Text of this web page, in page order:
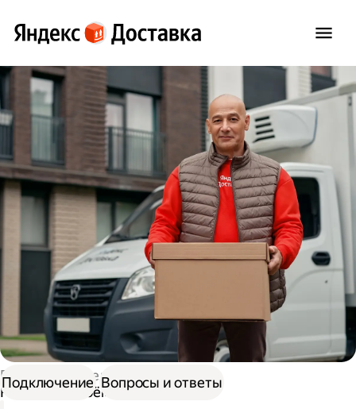
Работа водителем
Работа на своём грузовом авто
Подключение Вопросы и ответы